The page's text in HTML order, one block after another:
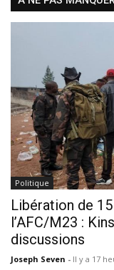
Politique
Libération de
l’AFC/M23 :
discussions
Joseph Seven - Il y a 17